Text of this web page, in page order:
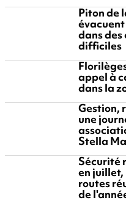
Piton de
évacuent
dans
difficiles
appel à
dans la
Gestion,
une
Stella
Sécurité
en juillet,
routes
de